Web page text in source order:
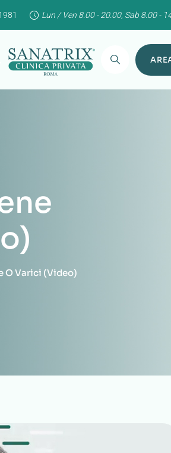
Lun / Ven 8.00 - 20.00, Sab 8.00 -
O Varici (video)